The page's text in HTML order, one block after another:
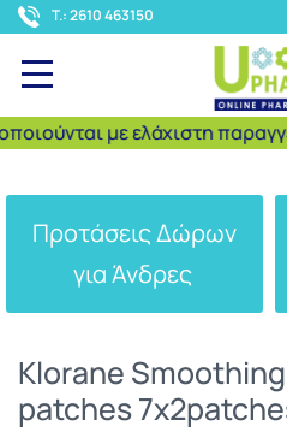
T.: 2610 463150
με ελάχιστη
Προτάσεις Δώρων
για Άνδρες
Klorane
patches